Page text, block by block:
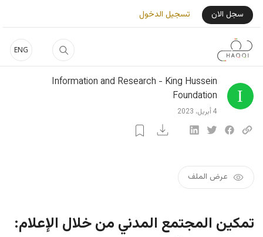
تجاوز إلى المحتوى الرئيسي
ENG
User Login Menu
سجل الان تسجيل الدخول
Information and Research - King Hussein
Foundation
4 أبريل، 2023
عرض الملف
تمكين المجتمع المدني من خلال الإعلام: